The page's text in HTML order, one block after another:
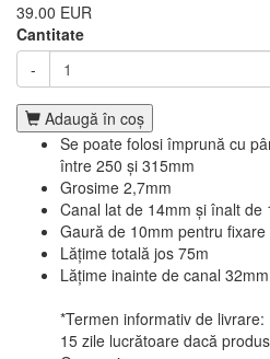
39.00 EUR
Cantitate
-
Adaugă în coş
Se poate folosi împrună cu
între 250 și 315mm
Grosime 2,7mm
Canal lat de 14mm și înalt de
Gaură de 10mm pentru
Lățime totală jos 75m
Lățime inainte de canal
*Termen informativ de livrare:
15 zile lucrătoare dacă